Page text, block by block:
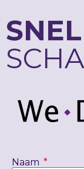
SNEL
Naam